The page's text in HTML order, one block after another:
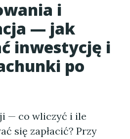
i
— jak
inwestycję i
po
— co wliczyć i ile
się zapłacić? Przy